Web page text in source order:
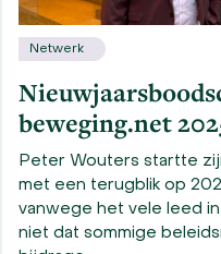
Netwerk
beweging.net
Peter Wouters startte
met een terugblik op
vanwege het vele leed
niet dat sommige